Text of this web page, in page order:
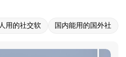
用的社交软
国内能用的国外社